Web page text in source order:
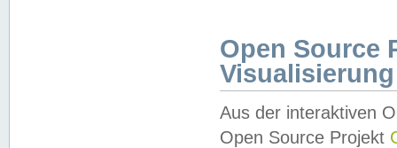
Open Source
Visualisierung
Aus der interaktiven
Open Source Projekt